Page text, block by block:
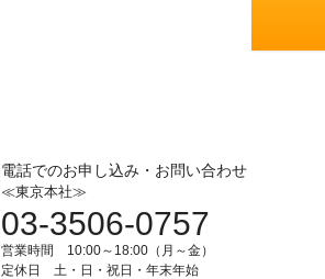
電話でのお申し込み・お問い合わせ
≪東京本社≫
03-3506-0757
営業時間 10:00～18:00（月～金）
定休日 土・日・祝日・年末年始